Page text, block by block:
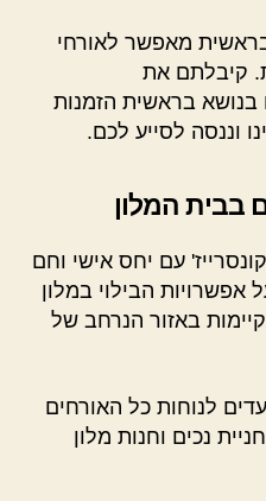
מאפשר לאורחי
קיבלתם את
בנושא בראשית הזמנות
בבית המלון
עם יחס אישי וחם
אפשרויות הבילוי במלון
באזור הנרחב של
לנוחות כל האורחים
נכים וחנות מלון